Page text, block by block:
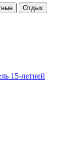
Отдых
15-летней